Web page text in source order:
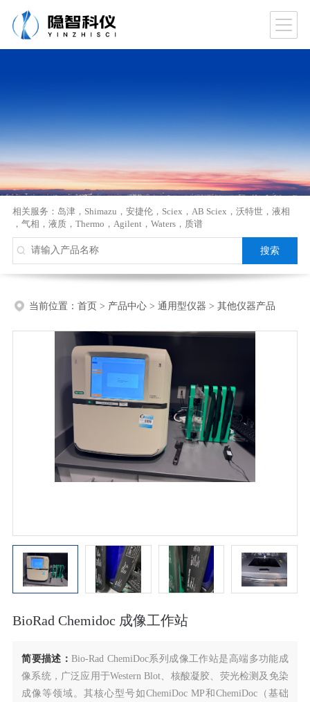
相关服务： 岛津， Shimazu ， 安捷伦， Sciex ， AB Sciex ， 沃特世， 液相
， 气相 ， 液质， Thermo ， Agilent ， Waters， 质谱
当前位置： 首页> 产品中心> 通用型仪器 > 其他仪器产品
BioRad Chemidoc 成像工作站
简要描述：Bio-Rad ChemiDoc系列成像工作站是高端多功能成
像系统，广泛应用于Western Blot、核酸凝胶、荧光检测及免染
成像等领域。其核心型号如ChemiDoc MP和ChemiDoc（基础